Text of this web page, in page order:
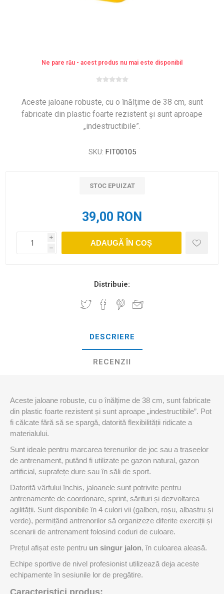
Ne pare rău - acest produs nu mai este disponibil
Aceste jaloane robuste, cu o înălțime de 38 cm, sunt
fabricate din plastic foarte rezistent și sunt aproape
„indestructibile”.
SKU: FIT00105
STOC EPUIZAT
39,00 RON
i
h
ADAUGĂ ÎN COȘ
Distribuie:
DESCRIERE
RECENZII
Aceste jaloane robuste, cu o înălțime de 38 cm, sunt fabricate
din plastic foarte rezistent și sunt aproape „indestructibile”. Pot
fi călcate fără să se spargă, datorită flexibilității ridicate a
materialului.
Sunt ideale pentru marcarea terenurilor de joc sau a traseelor
de antrenament, putând fi utilizate pe gazon natural, gazon
artificial, suprafețe dure sau în săli de sport.
Datorită vârfului închis, jaloanele sunt potrivite pentru
antrenamente de coordonare, sprint, sărituri și dezvoltarea
agilității. Sunt disponibile în 4 culori vii (galben, roșu, albastru și
verde), permițând antrenorilor să organizeze diferite exerciții și
scenarii de antrenament folosind coduri de culoare.
Prețul afișat este pentru un singur jalon, în culoarea aleasă.
Echipe sportive de nivel profesionist utilizează deja aceste
echipamente în sesiunile lor de pregătire.
Caracteristici produs: